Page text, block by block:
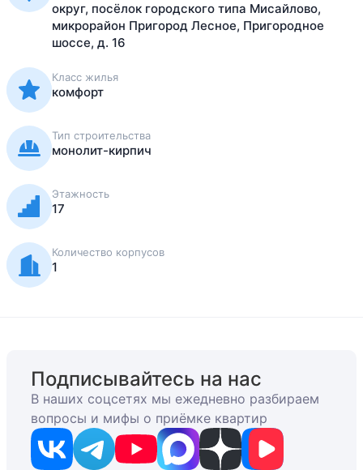
округ, посёлок городского типа Мисайлово,
микрорайон Пригород Лесное, Пригородное
шоссе, д. 16
Класс жилья
комфорт
Тип строительства
монолит-кирпич
Этажность
17
Количество корпусов
1
Подписывайтесь на нас
В наших соцсетях мы ежедневно разбираем
вопросы и мифы о приёмке квартир